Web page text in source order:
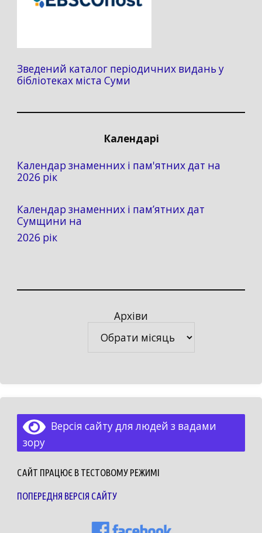
Зведений каталог періодичних видань у
бібліотеках міста Суми
Календарі
Календар знаменних і пам'ятних дат на
2026 рік
Календар знаменних і пам’ятних дат
Сумщини на
2026 рік
Архіви
Версія сайту для людей з вадами
зору
САЙТ ПРАЦЮЄ В ТЕСТОВОМУ РЕЖИМІ
ПОПЕРЕДНЯ ВЕРСІЯ САЙТУ